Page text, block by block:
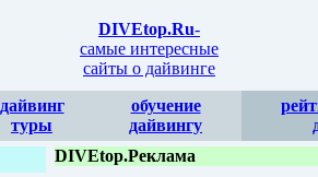
DIVEtop.Ru-
самые интересные
сайты о дайвинге
дайвинг
туры
обучение
дайвингу
DIVEtop.Реклама